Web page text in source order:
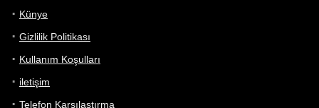
Künye
Gizlilik Politikası
Kullanım Koşulları
iletişim
Telefon Karşılaştırma